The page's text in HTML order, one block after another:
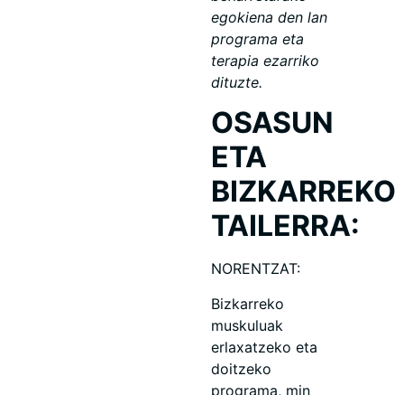
egokiena den lan
programa eta
terapia ezarriko
dituzte.
OSASUN
ETA
BIZKARREKO
TAILERRA:
NORENTZAT:
Bizkarreko
muskuluak
erlaxatzeko eta
doitzeko
programa, min